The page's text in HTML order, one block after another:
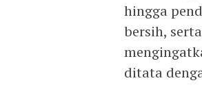
hingga
bersih,
ditata